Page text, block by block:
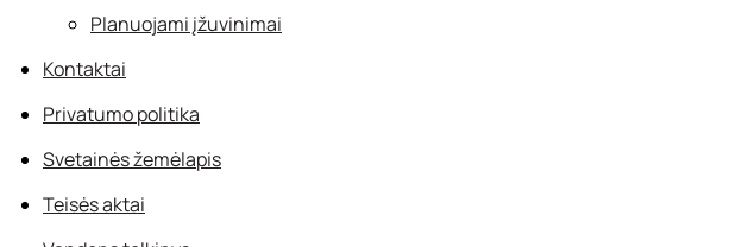
Planuojami įžuvinimai
Kontaktai
Privatumo politika
Svetainės žemėlapis
Teisės aktai